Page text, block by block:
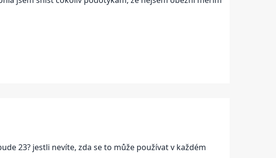
23? jestli nevíte, zda se to může používat v každém